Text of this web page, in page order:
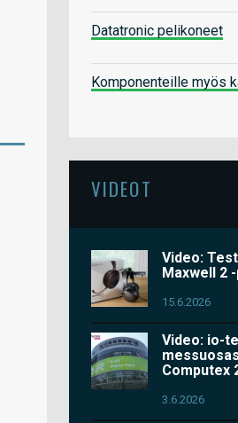
Datatronic pelikoneet
Komponenteille myös
VIDEOT
Video:
Maxwell 2
15.6.2026
Video: io-
Computex
3.6.2026